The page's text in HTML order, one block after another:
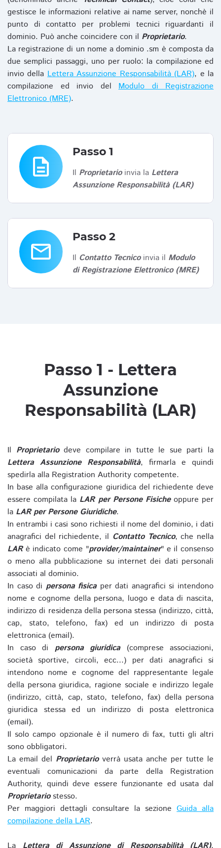
gestisce le informazioni relative ai name server, nonchè il
punto di contatto per problemi tecnici riguardanti il
dominio. Può anche coincidere con il Proprietario.
La registrazione di un nome a dominio .sm è composta da
due semplici passaggi, uno per ruolo: la compilazione ed
invio dellaLettera Assunzione Responsabilità (LAR), e la
compilazione ed invio del Modulo di Registrazione
Elettronico (MRE).
description
Passo 1
Il Proprietarioinvia la Lettera
Assunzione Responsabilità (LAR)
email
Passo 2
Il Contatto Tecnicoinvia il Modulo
di Registrazione Elettronico (MRE)
Passo 1 - Lettera
Assunzione
Responsabilità (LAR)
Il Proprietariodeve compilare in tutte le sue parti la
Lettera Assunzione Responsabilità, firmarla e quindi
spedirla alla Registration Authority competente.
In base alla configurazione giuridica del richiedente deve
essere compilata la LAR per Persone Fisicheoppure per
la LAR per Persone Giuridiche.
In entrambi i casi sono richiesti il nome del dominio, i dati
anagrafici del richiedente, il Contatto Tecnico, che nella
LARè indicato come "provider/maintainer" e il consenso
o meno alla pubblicazione su internet dei dati personali
associati al dominio.
In caso di persona fisicaper dati anagrafici si intendono
nome e cognome della persona, luogo e data di nascita,
indirizzo di residenza della persona stessa (indirizzo, città,
cap, stato, telefono, fax) ed un indirizzo di posta
elettronica (email).
In caso di persona giuridica(comprese associazioni,
società sportive, circoli, ecc...) per dati anagrafici si
intendono nome e cognome del rappresentante legale
della persona giuridica, ragione sociale e indirizzo legale
(indirizzo, città, cap, stato, telefono, fax) della persona
giuridica stessa ed un indirizzo di posta elettronica
(email).
Il solo campo opzionale è il numero di fax, tutti gli altri
sono obbligatori.
La email del Proprietarioverrà usata anche per tutte le
eventuali comunicazioni da parte della Registration
Authority, quindi deve essere funzionante ed usata dal
Proprietariostesso.
Per maggiori dettagli consultare la sezione Guida alla
compilazione della LAR.